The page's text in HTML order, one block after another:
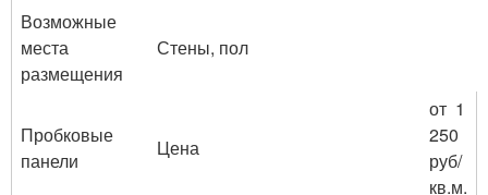
Возможные
места
размещения
Стены, пол
Пробковые
панели
Цена
от 1
250
руб/
кв.м.